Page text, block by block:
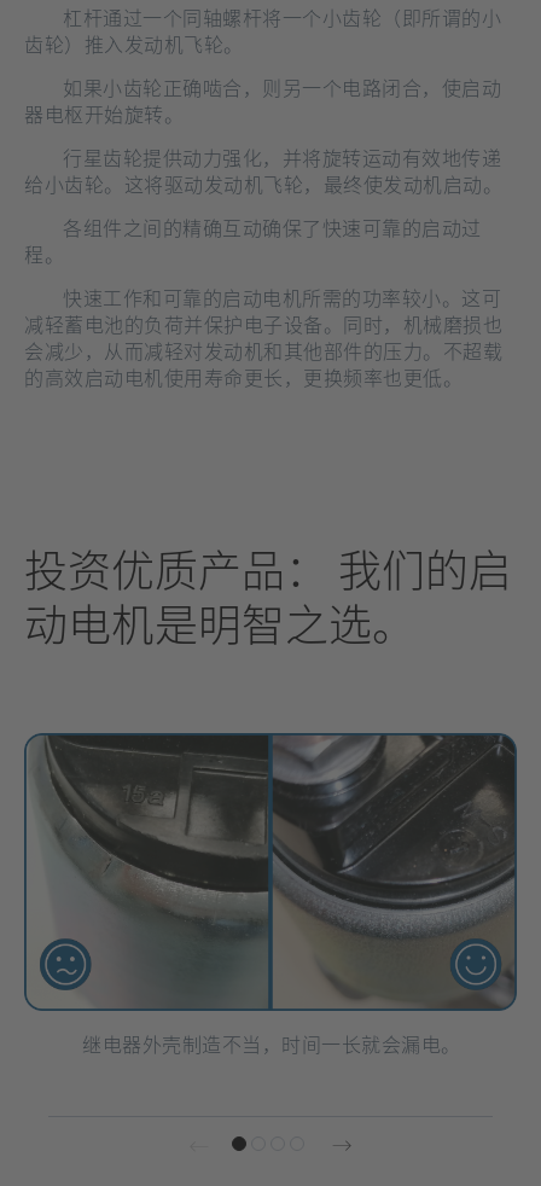
杠杆通过一个同轴螺杆将一个小齿轮（即所谓的小
齿轮）推入发动机飞轮。
如果小齿轮正确啮合，则另一个电路闭合，使启动
器电枢开始旋转。
行星齿轮提供动力强化，并将旋转运动有效地传递
给小齿轮。这将驱动发动机飞轮，最终使发动机启动。
各组件之间的精确互动确保了快速可靠的启动过
程。
快速工作和可靠的启动电机所需的功率较小。这可
减轻蓄电池的负荷并保护电子设备。同时，机械磨损也
会减少，从而减轻对发动机和其他部件的压力。不超载
的高效启动电机使用寿命更长，更换频率也更低。
投资优质产品： 我们的启
动电机是明智之选。
继电器外壳制造不当，时间一长就会漏电。